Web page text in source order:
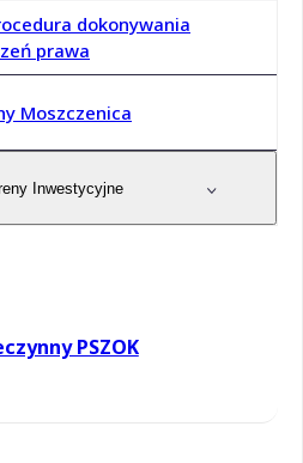
dokonywania
prawa
Moszczenica
Inwestycyjne
PSZOK